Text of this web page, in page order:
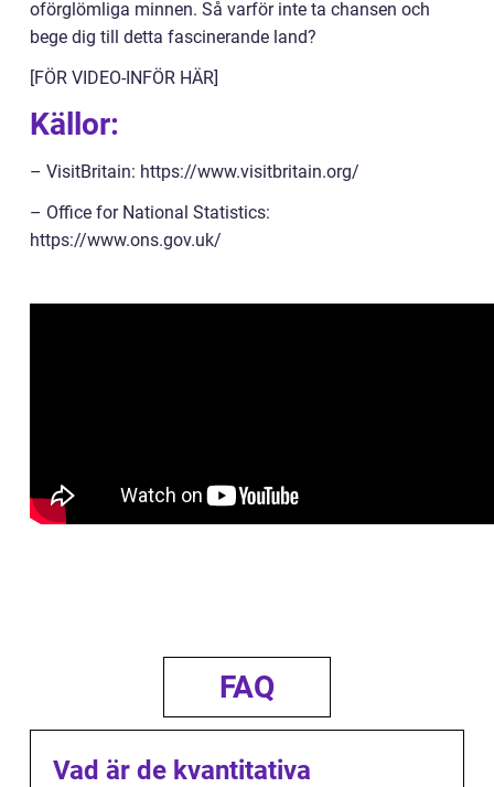
oförglömliga minnen. Så varför inte ta chansen och
bege dig till detta fascinerande land?
[FÖR VIDEO-INFÖR HÄR]
Källor:
– VisitBritain: https://www.visitbritain.org/
– Office for National Statistics:
https://www.ons.gov.uk/
FAQ
Vad är de kvantitativa